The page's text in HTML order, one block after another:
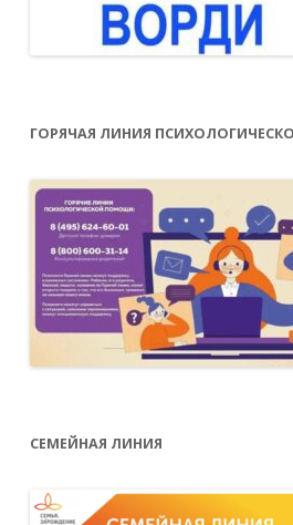
ГОРЯЧАЯ ЛИНИЯ
СЕМЕЙНАЯ ЛИНИЯ